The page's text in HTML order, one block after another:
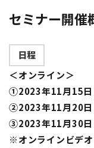
セミナー開催
日程
＜オンライン＞
①2023年11月15
②2023年11月20
③2023年11月30
※オンラインビデ